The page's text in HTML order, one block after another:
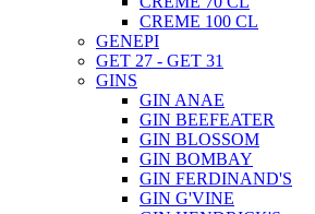
CREME 100 CL
GENEPI
GET 27 - GET 31
GINS
GIN ANAE
GIN BEEFEATER
GIN BLOSSOM
GIN BOMBAY
GIN FERDINAND'S
GIN G'VINE